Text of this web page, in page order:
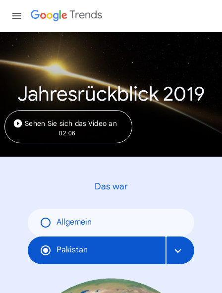
Trends
Jahresrückblick 2019
Sehen Sie sich das Video an
02:06
Das war
Allgemein
Pakistan